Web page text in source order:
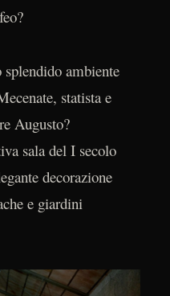
ambiente
statista e
Augusto?
sala del I secolo
decorazione
e giardini